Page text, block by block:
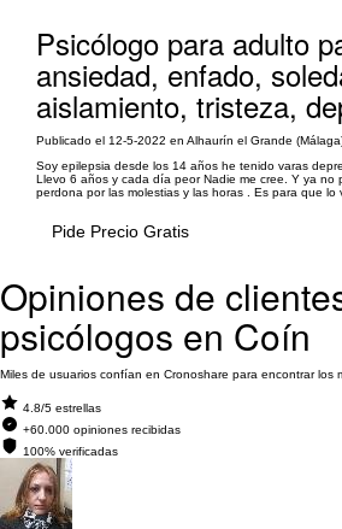
Psicólogo para adulto
ansiedad, enfado,
aislamiento, tristeza,
Publicado el 12-5-2022 en Alhaurín el Grande
Soy epilepsia desde los 14 años he tenido varas
Llevo 6 años y cada día peor Nadie me cree. Y ya no
perdona por las molestias y las horas . Es para que lo
Pide Precio Gratis
Opiniones de
psicólogos en Coín
Miles de usuarios confían en Cronoshare para encontrar los
4.8/5 estrellas
+60.000 opiniones recibidas
100% verificadas